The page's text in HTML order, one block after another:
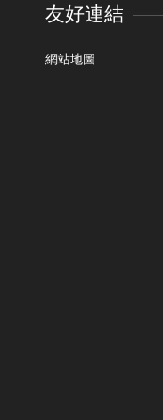
友好連結
網站地圖